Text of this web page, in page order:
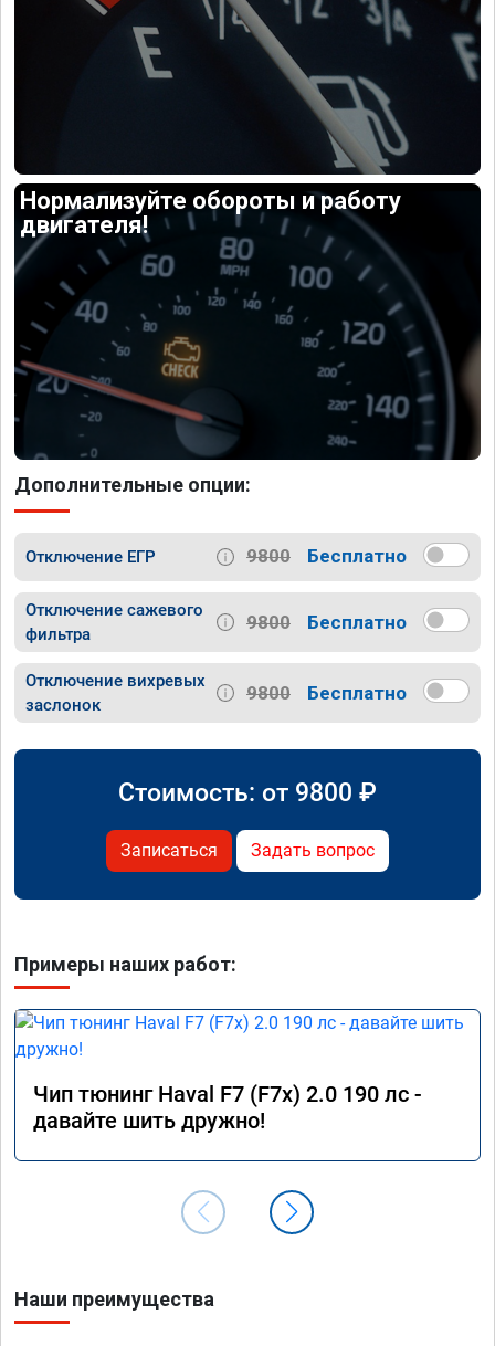
Нормализуйте обороты и работу
двигателя!
Дополнительные опции:
Отключение ЕГР 9800 Бесплатно
Отключение сажевого
фильтра
9800 Бесплатно
Отключение вихревых
заслонок
9800 Бесплатно
Стоимость: от 9800 ₽
Записаться Задать вопрос
Примеры наших работ:
Чип тюнинг Haval F7 (F7x) 2.0 190 лс -
давайте шить дружно!
Наши преимущества